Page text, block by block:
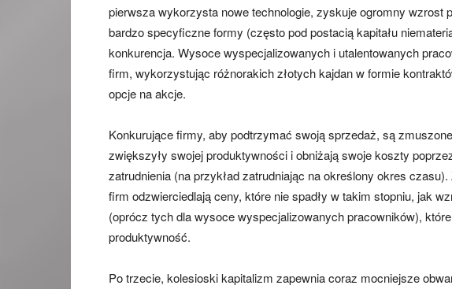
pierwsza wykorzysta nowe technologie, zyskuje ogromny wzrost
bardzo specyficzne formy (często pod postacią kapitału
konkurencja. Wysoce wyspecjalizowanych i utalentowanych
firm, wykorzystując różnorakich złotych kajdan w formie
opcje na akcje.
Konkurujące firmy, aby podtrzymać swoją sprzedaż, są
zwiększyły swojej produktywności i obniżają swoje koszty
zatrudnienia (na przykład zatrudniając na określony okres
firm odzwierciedlają ceny, które nie spadły w takim stopniu, jak
(oprócz tych dla wysoce wyspecjalizowanych pracowników),
produktywność.
Po trzecie, kolesioski kapitalizm zapewnia coraz mocniejsze